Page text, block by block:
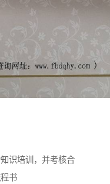
识培训，并考核合
书